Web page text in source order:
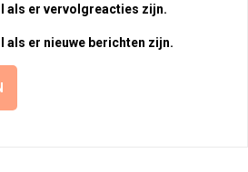
als er vervolgreacties zijn.
als er nieuwe berichten zijn.